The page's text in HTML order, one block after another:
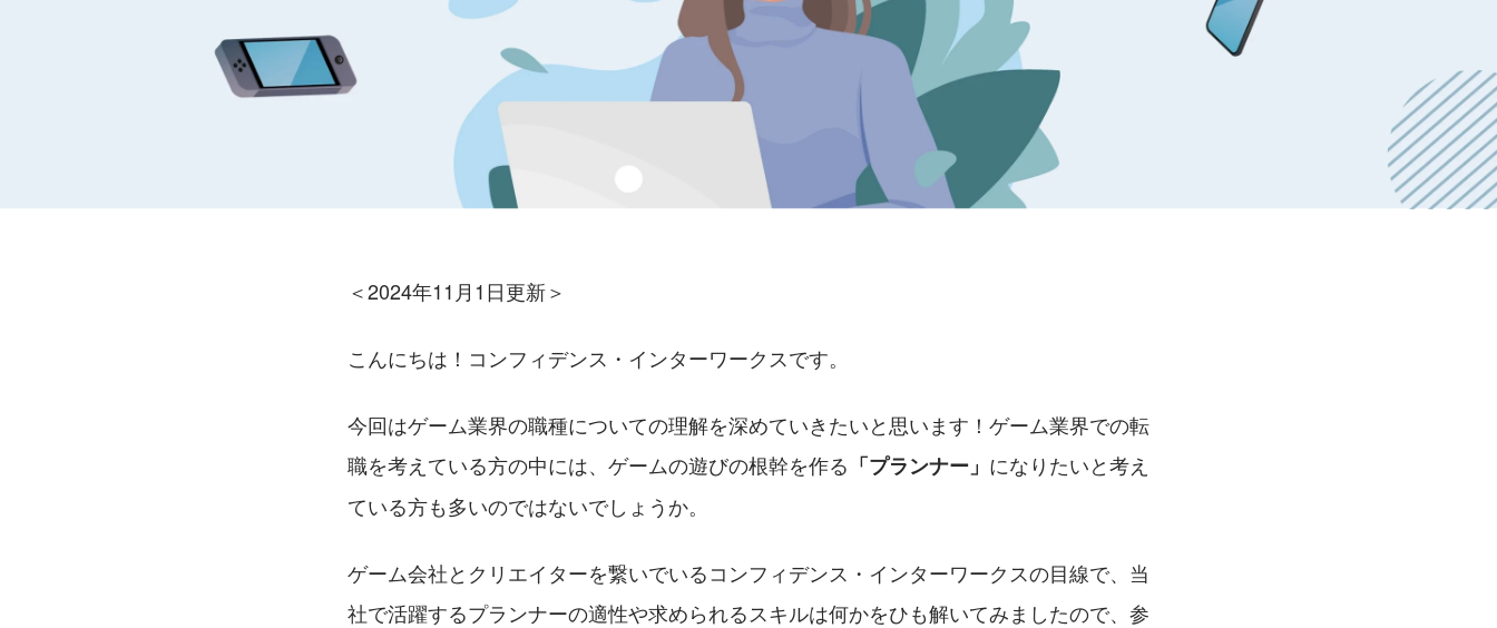
＜2024年11月1日更新＞
こんにちは！コンフィデンス・インターワークスです。
今回はゲーム業界の職種についての理解を深めていきたいと思います！ゲーム業界での転
職を考えている方の中には、ゲームの遊びの根幹を作る 「プランナー」 になりたいと考え
ている方も多いのではないでしょうか。
ゲーム会社とクリエイターを繋いでいるコンフィデンス・インターワークスの目線で、当
社で活躍するプランナーの適性や求められるスキルは何かをひも解いてみましたので、参